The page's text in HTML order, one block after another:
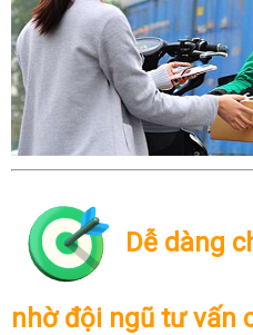
Dễ dàng
nhờ đội ngũ tư vấn